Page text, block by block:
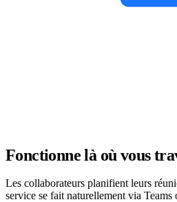
Fonctionne là où vous
Les collaborateurs planifient leurs
service se fait naturellement via Teams